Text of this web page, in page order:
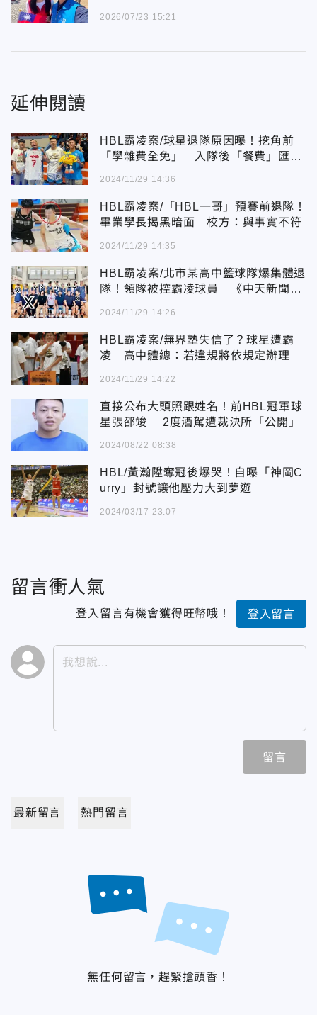
2026/07/23 15:21
延伸閱讀
HBL霸凌案/球星退隊原因曝！挖角前
「學雜費全免」 入隊後「餐費」匯教
2024/11/29 14:36
HBL霸凌案/「HBL一哥」預賽前退隊！
畢業學長揭黑暗面 校方：與事實不符
2024/11/29 14:35
HBL霸凌案/北市某高中籃球隊爆集體退
隊！領隊被控霸凌球員 《中天新聞
2024/11/29 14:26
HBL霸凌案/無界塾失信了？球星遭霸
凌 高中體總：若違規將依規定辦理
2024/11/29 14:22
直接公布大頭照跟姓名！前HBL冠軍球
星張邵竣 2度酒駕遭裁決所「公開」
2024/08/22 08:38
HBL/黃瀚陞奪冠後爆哭！自曝「神岡C
urry」封號讓他壓力大到夢遊
2024/03/17 23:07
留言衝人氣
登入留言有機會獲得旺幣哦！ 登入留言
留言
最新留言 熱門留言
無任何留言，趕緊搶頭香！